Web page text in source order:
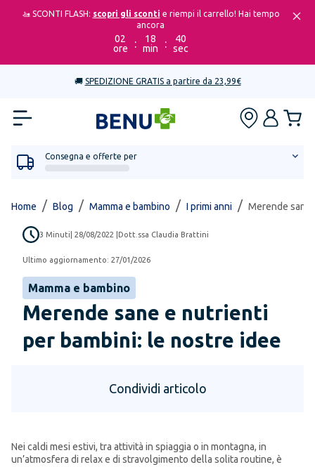
🚤 SCONTI FLASH: scopri gli sconti e riempi il carrello! Hai tempo
ancora
02
ore
:
18
min
:
40
sec
🚚 SPEDIZIONE GRATIS a partire da 23,99€
Consegna e offerte per
Home / Blog / Mamma e bambino / I primi anni / Merende sane
3 Minuti 28/08/2022 Dott.ssa Claudia Brattini
Ultimo aggiornamento: 27/01/2026
Mamma e bambino
Merende sane e nutrienti
per bambini: le nostre idee
Condividi articolo
Nei caldi mesi estivi, tra attività in spiaggia o in montagna, in
un’atmosfera di relax e di stravolgimento della solita routine, è